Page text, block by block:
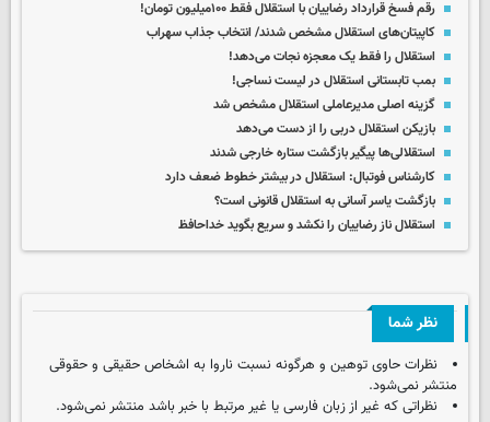
رقم فسخ قرارداد رضاییان با استقلال فقط ۱۰۰میلیون تومان!
کاپیتان‌های استقلال مشخص شدند/ انتخاب جذاب سهراب
استقلال را فقط یک معجزه نجات می‌دهد!
بمب تابستانی استقلال در لیست نساجی!
گزینه اصلی مدیرعاملی استقلال مشخص شد
بازیکن استقلال دربی را از دست می‌دهد
استقلالی‌ها پیگیر بازگشت ستاره خارجی شدند
کارشناس فوتبال: استقلال در بیشتر خطوط ضعف دارد
بازگشت یاسر آسانی به استقلال قانونی است؟
استقلال ناز رضاییان را نکشد و سریع بگوید خداحافظ
نظر شما
نظرات حاوی توهین و هرگونه نسبت ناروا به اشخاص حقیقی و حقوقی
منتشر نمی‌شود.
نظراتی که غیر از زبان فارسی یا غیر مرتبط با خبر باشد منتشر نمی‌شود.